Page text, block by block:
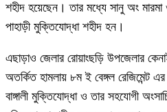
শহীদ হয়েছেন। তার মধ্যে সানু অং
পাহাড়ী মুক্তিযোদ্ধা শহীদ হন।
এছাড়াও জেলার রোয়াংছড়ি উপজেলার
অতর্কিত হামলায় ৮ম ই বেঙ্গল রেজিমেন্ট
বাঙ্গালী মুক্তিযোদ্ধা ও তার সহযোগী